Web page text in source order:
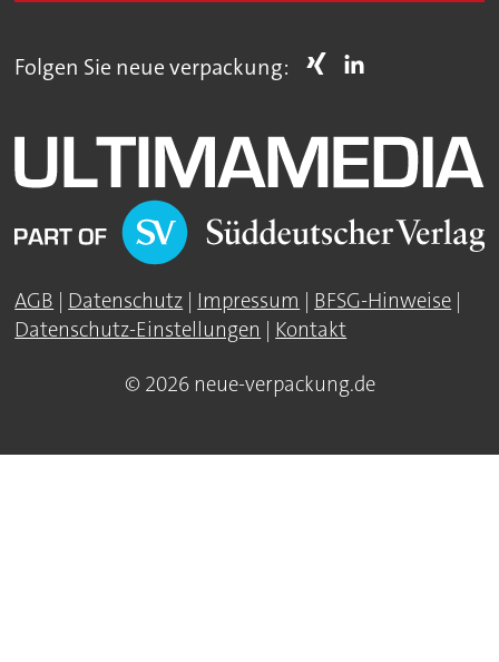
Folgen Sie neue verpackung:
AGB | Datenschutz | Impressum | BFSG-Hinweise |
Datenschutz-Einstellungen | Kontakt
© 2026 neue-verpackung.de